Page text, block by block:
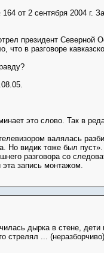
от 2 сентября 2004 г.
президент Северной
в разговоре
это слово. Так в
валялась
Но видик тоже был пуст».
разговора со
запись монтажом.
дырка в стене, дети
стрелял ...